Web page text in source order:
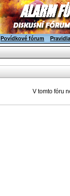
Povídkové fórum Pravidla
V tomto fóru